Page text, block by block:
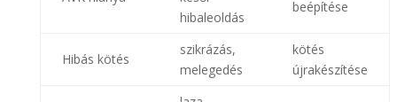
hibaleoldás
beépítése
Hibás kötés
szikrázás,
melegedés
kötés
újrakészítése